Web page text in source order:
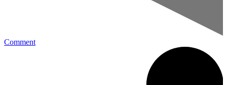
Comment